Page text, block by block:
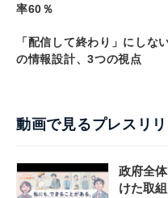
率60％
「配信して終わり」にし
の情報設計、3つの視点
動画で見るプレスリ
政府全
けた取